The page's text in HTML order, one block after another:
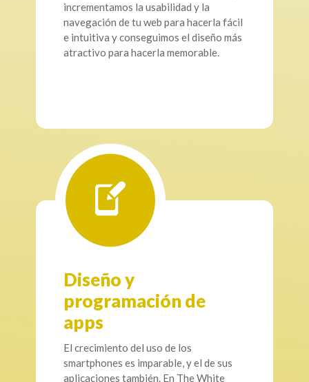
incrementamos la usabilidad y la
navegación de tu web para hacerla fácil
e intuitiva y conseguimos el diseño más
atractivo para hacerla memorable.
Diseño y
programación de
apps
El crecimiento del uso de los
smartphones es imparable, y el de sus
aplicaciones también. En The White